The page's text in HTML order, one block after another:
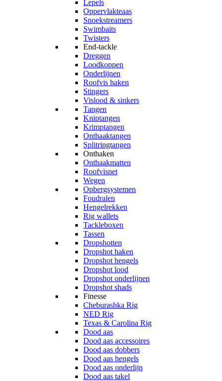
Lepels
Oppervlakteaas
Snoekstreamers
Swimbaits
Twisters
End-tackle
Dreggen
Loodkoppen
Onderlijnen
Roofvis haken
Stingers
Vislood & sinkers
Tangen
Kniptangen
Krimptangen
Onthaaktangen
Splitringtangen
Onthaken
Onthaakmatten
Roofvisnet
Wegen
Opbergsystemen
Foudralen
Hengelrekken
Rig wallets
Tackleboxen
Tassen
Dropshotten
Dropshot haken
Dropshot hengels
Dropshot lood
Dropshot onderlijnen
Dropshot shads
Finesse
Cheburashka Rig
NED Rig
Texas & Carolina Rig
Dood aas
Dood aas accessoires
Dood aas dobbers
Dood aas hengels
Dood aas onderlijn
Dood aas takel